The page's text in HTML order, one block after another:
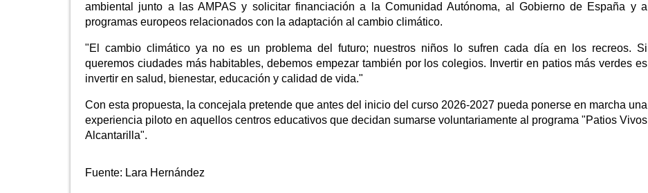
ambiental junto a las AMPAS y solicitar financiación a la Comunidad Autónoma, al Gobierno de España y a
programas europeos relacionados con la adaptación al cambio climático.
"El cambio climático ya no es un problema del futuro; nuestros niños lo sufren cada día en los recreos. Si
queremos ciudades más habitables, debemos empezar también por los colegios. Invertir en patios más verdes es
invertir en salud, bienestar, educación y calidad de vida."
Con esta propuesta, la concejala pretende que antes del inicio del curso 2026-2027 pueda ponerse en marcha una
experiencia piloto en aquellos centros educativos que decidan sumarse voluntariamente al programa "Patios Vivos
Alcantarilla".
Fuente: Lara Hernández